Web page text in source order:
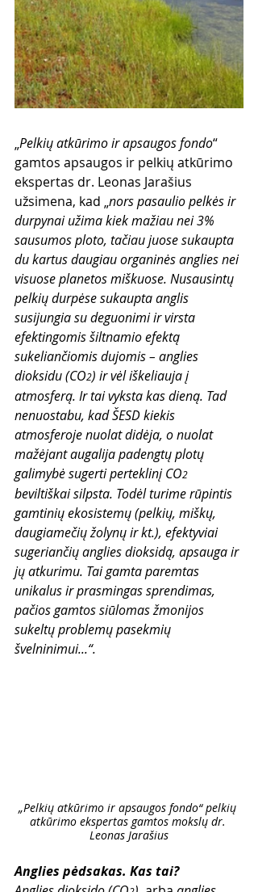
„Pelkių atkūrimo ir apsaugos fondo“
gamtos apsaugos ir pelkių atkūrimo
ekspertas dr. Leonas Jarašius
užsimena, kad „nors pasaulio pelkės ir
durpynai užima kiek mažiau nei 3%
sausumos ploto, tačiau juose sukaupta
du kartus daugiau organinės anglies nei
visuose planetos miškuose. Nusausintų
pelkių durpėse sukaupta anglis
susijungia su deguonimi ir virsta
efektingomis šiltnamio efektą
sukeliančiomis dujomis – anglies
dioksidu (CO2) ir vėl iškeliauja į
atmosferą. Ir tai vyksta kas dieną. Tad
nenuostabu, kad ŠESD kiekis
atmosferoje nuolat didėja, o nuolat
mažėjant augalija padengtų plotų
galimybė sugerti perteklinį CO2
beviltiškai silpsta. Todėl turime rūpintis
gamtinių ekosistemų (pelkių, miškų,
daugiamečių žolynų ir kt.), efektyviai
sugeriančių anglies dioksidą, apsauga ir
jų atkurimu. Tai gamta paremtas
unikalus ir prasmingas sprendimas,
pačios gamtos siūlomas žmonijos
sukeltų problemų pasekmių
švelninimui...“.
„Pelkių atkūrimo ir apsaugos fondo“ pelkių
atkūrimo ekspertas gamtos mokslų dr.
Leonas Jarašius
Anglies pėdsakas. Kas tai?